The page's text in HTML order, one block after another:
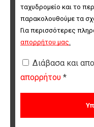
ταχυδρομείο και το
παρακολουθούμε τα
Για περισσότερες
απορρήτου μας.
Διάβασα και
απορρήτου *